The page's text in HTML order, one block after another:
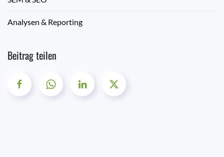
Analysen & Reporting
Beitrag teilen